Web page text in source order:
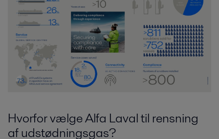
Hvorfor vælge Alfa Laval til rensning
af udstødningsgas?